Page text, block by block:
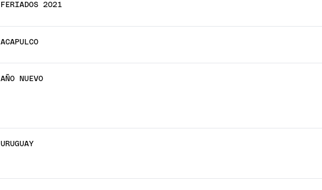
FERIADOS 2021
ACAPULCO
AÑO NUEVO
URUGUAY